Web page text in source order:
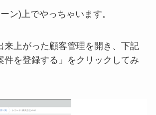
ン)上でやっちゃいます。
来上がった顧客管理を開き、下記
件を登録する」をクリックしてみ